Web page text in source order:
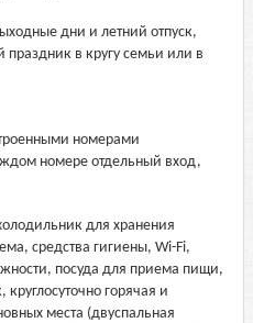
дни и летний отпуск,
в кругу семьи или в
номерами
номере отдельный вход,
для хранения
средства гигиены, Wi-Fi,
посуда для приема пищи,
горячая и
места (двуспальная